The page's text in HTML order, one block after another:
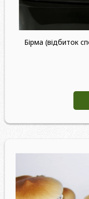
Бірма (відбиток